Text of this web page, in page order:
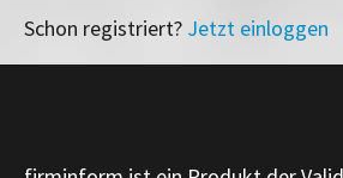
Schon registriert? Jetzt einloggen